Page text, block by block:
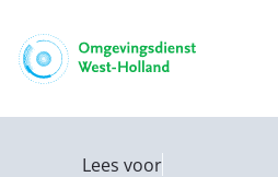
Lees voor